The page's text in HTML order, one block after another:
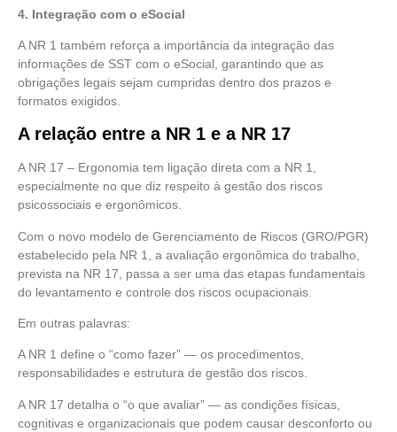
4. Integração com o eSocial
A NR 1 também reforça a importância da integração das
informações de SST com o eSocial, garantindo que as
obrigações legais sejam cumpridas dentro dos prazos e
formatos exigidos.
A relação entre a NR 1 e a NR 17
A NR 17 – Ergonomia tem ligação direta com a NR 1,
especialmente no que diz respeito à gestão dos riscos
psicossociais e ergonômicos.
Com o novo modelo de Gerenciamento de Riscos (GRO/PGR)
estabelecido pela NR 1, a avaliação ergonômica do trabalho,
prevista na NR 17, passa a ser uma das etapas fundamentais
do levantamento e controle dos riscos ocupacionais.
Em outras palavras:
A NR 1 define o “como fazer” — os procedimentos,
responsabilidades e estrutura de gestão dos riscos.
A NR 17 detalha o “o que avaliar” — as condições físicas,
cognitivas e organizacionais que podem causar desconforto ou